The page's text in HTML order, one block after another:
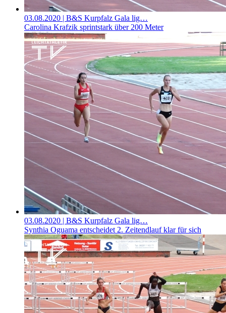
03.08.2020 | B&S Kurpfalz Gala lig…
Carolina Krafzik sprintstark über 200 Meter
03.08.2020 | B&S Kurpfalz Gala lig…
Synthia Oguama entscheidet 2. Zeitendlauf klar für sich